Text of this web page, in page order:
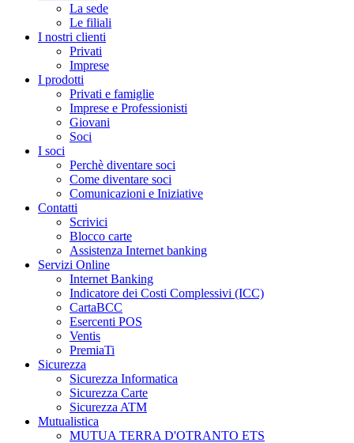
La sede
Le filiali
I nostri clienti
Privati
Imprese
I prodotti
Privati e famiglie
Imprese e Professionisti
Giovani
Soci
I soci
Perchè diventare soci
Come diventare soci
Comunicazioni e Iniziative
Contatti
Scrivici
Blocco carte
Assistenza Internet banking
Servizi Online
Internet Banking
Indicatore dei Costi Complessivi (ICC)
CartaBCC
Esercenti POS
Ventis
PremiaTi
Sicurezza
Sicurezza Informatica
Sicurezza Carte
Sicurezza ATM
Mutualistica
MUTUA TERRA D'OTRANTO ETS